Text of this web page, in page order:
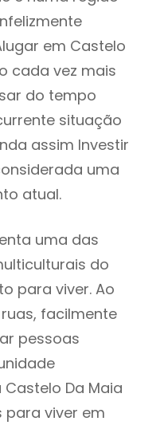
em Castelo
cada vez mais
do tempo
situação
assim Investir
uma
atual.
uma das
do
para viver. Ao
facilmente
pessoas
Da Maia
para viver em